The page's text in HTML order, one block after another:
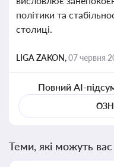
політики та
столиці.
LIGA ZAKON,07 червня
Повний AI-
Теми, які можуть вас